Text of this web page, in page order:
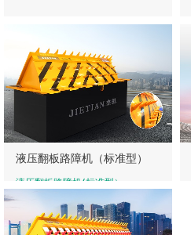
液压翻板路障机（标准型）
液压翻板路障机(标准型）